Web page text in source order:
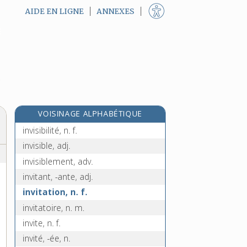
AIDE EN LIGNE ANNEXES
VOISINAGE ALPHABÉTIQUE
inviolé, -ée, adj.
invisibilité, n. f.
invisible, adj.
invisiblement, adv.
invitant, -ante, adj.
invitation, n. f.
invitatoire, n. m.
invite, n. f.
invité, -ée, n.